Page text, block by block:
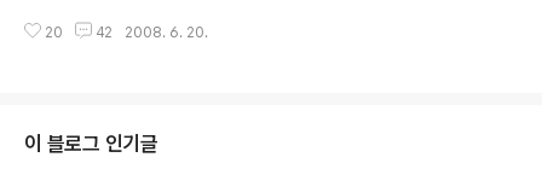
는 오마이뉴스 재팬을 보면서 오마이뉴스 재팬이 순탄하게
고 세상은 애플의 아이팟 세상이 되었다. 세계 시장과 마찬
확산하면서 이제는 익은 과일을 따고자 준비하고 있을 때
느닷없이 단순 기능의 아이팟(iPod)이 겁나게 덤벼들었다.
20 42 2008. 6. 20.
이 블로그 인기글